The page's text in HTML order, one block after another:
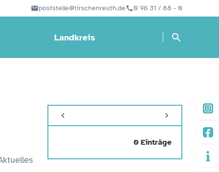
poststelle@tirschenreuth.de 0 96 31 / 88 - 0
Landkreis
0 Einträge